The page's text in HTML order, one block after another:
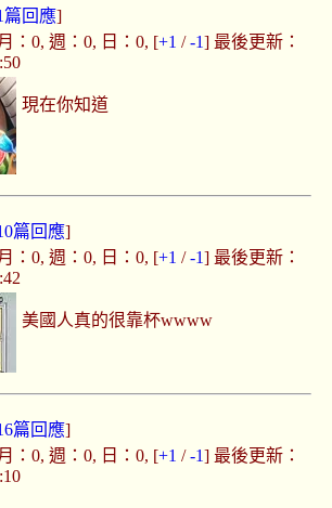
篇回應]
：0, 週：0, 日：0, [+1 /-1] 最後更新：
現在你知道
篇回應]
：0, 週：0, 日：0, [+1 /-1] 最後更新：
美國人真的很靠杯wwww
篇回應]
：0, 週：0, 日：0, [+1 /-1] 最後更新：